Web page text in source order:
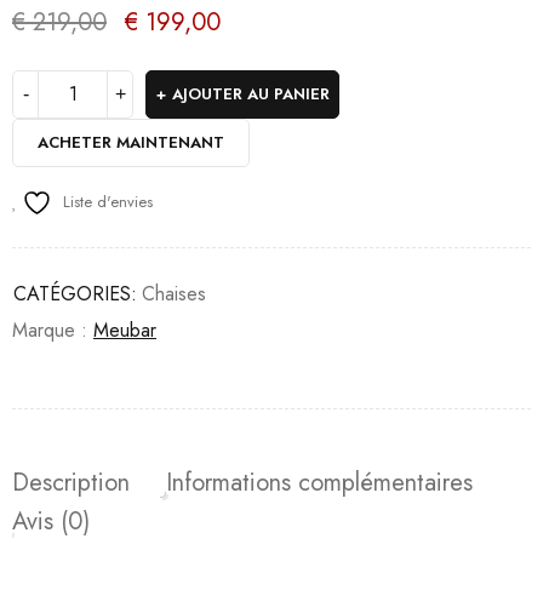
€219,00 € 199,00
AJOUTER AU PANIER
ACHETER MAINTENANT
Liste d'envies
CATÉGORIES: Chaises
Marque : Meubar
Description
Informations complémentaires
Avis (0)